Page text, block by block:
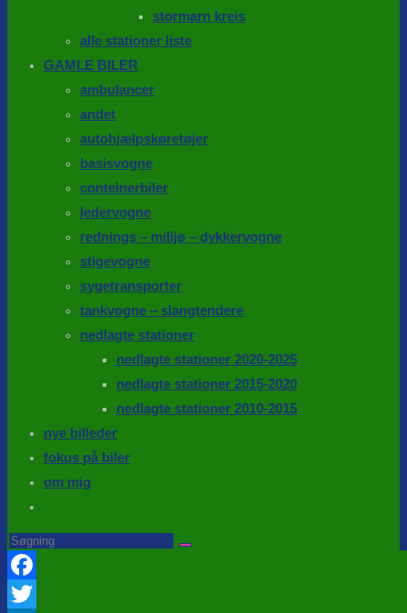
stormarn kreis
alle stationer liste
GAMLE BILER
ambulancer
andet
autohjælpskøretøjer
basisvogne
conteinerbiler
ledervogne
rednings – milijø – dykkervogne
stigevogne
sygetransporter
tankvogne – slangtendere
nedlagte stationer
nedlagte stationer 2020-2025
nedlagte stationer 2015-2020
nedlagte stationer 2010-2015
nye billeder
fokus på biler
om mig
website
Search
this
website
Facebook